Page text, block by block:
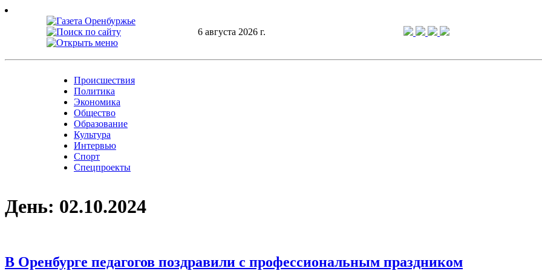
Skip
6 августа 2026 г.
Происшествия
Политика
Экономика
Общество
Образование
Культура
Интервью
Спорт
Спецпроекты
День: 02.10.2024
В Оренбурге педагогов поздравили с профессиональным праздником